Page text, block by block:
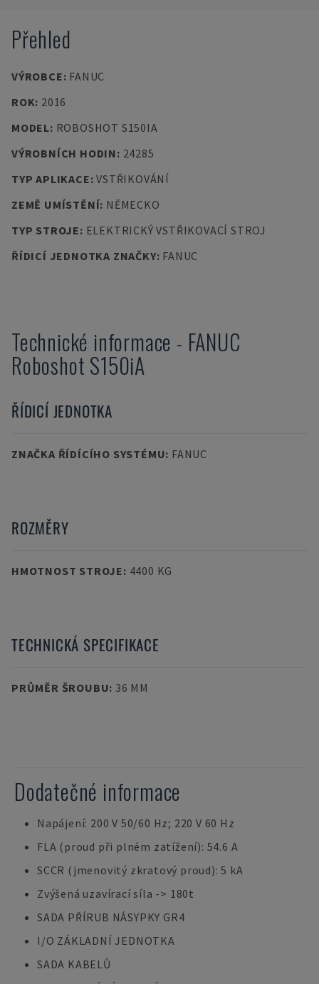
Přehled
VÝROBCE: FANUC
ROK: 2016
MODEL: ROBOSHOT S150IA
VÝROBNÍCH HODIN: 24285
TYP APLIKACE:VSTŘIKOVÁNÍ
ZEMĚ UMÍSTĚNÍ: NĚMECKO
TYP STROJE: ELEKTRICKÝ VSTŘIKOVACÍ STROJ
ŘÍDICÍ JEDNOTKA ZNAČKY: FANUC
Technické informace - FANUC
Roboshot S150iA
ŘÍDICÍ JEDNOTKA
ZNAČKA ŘÍDÍCÍHO SYSTÉMU: FANUC
ROZMĚRY
HMOTNOST STROJE: 4400 KG
TECHNICKÁ SPECIFIKACE
PRŮMĚR ŠROUBU: 36 MM
Dodatečné informace
Napájení: 200 V 50/60 Hz; 220 V 60 Hz
FLA (proud při plném zatížení): 54.6 A
SCCR (jmenovitý zkratový proud): 5 kA
Zvýšená uzavírací síla -> 180t
SADA PŘÍRUB NÁSYPKY GR4
I/O ZÁKLADNÍ JEDNOTKA
SADA KABELŮ